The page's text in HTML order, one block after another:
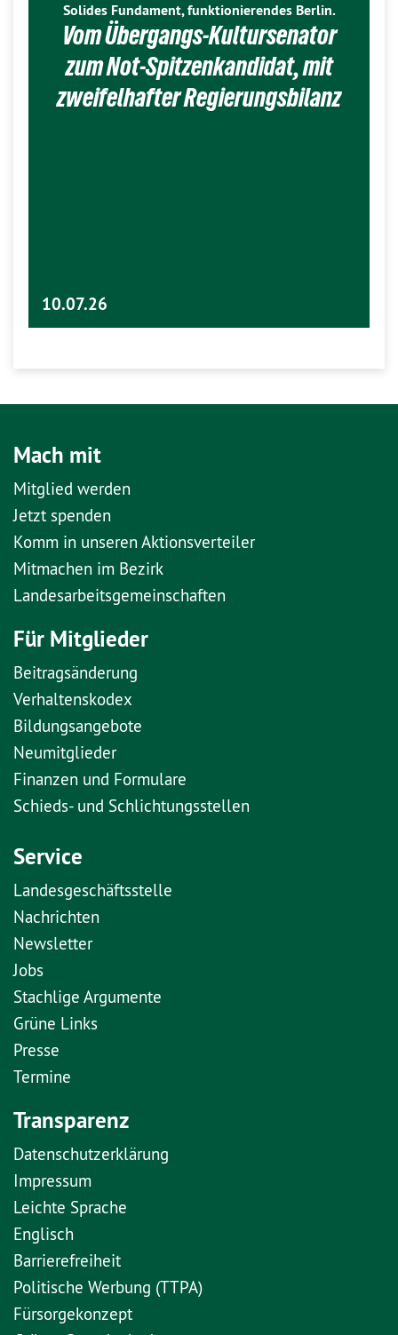
Solides Fundament, funktionierendes Berlin.
Vom Übergangs-Kultursenator
zum Not-Spitzenkandidat, mit
zweifelhafter Regierungsbilanz
10.07.26
Mach mit
Mitglied werden
Jetzt spenden
Komm in unseren Aktionsverteiler
Mitmachen im Bezirk
Landesarbeitsgemeinschaften
Für Mitglieder
Beitragsänderung
Verhaltenskodex
Bildungsangebote
Neumitglieder
Finanzen und Formulare
Schieds- und Schlichtungsstellen
Service
Landesgeschäftsstelle
Nachrichten
Newsletter
Jobs
Stachlige Argumente
Grüne Links
Presse
Termine
Transparenz
Datenschutzerklärung
Impressum
Leichte Sprache
Englisch
Barrierefreiheit
Politische Werbung (TTPA)
Fürsorgekonzept